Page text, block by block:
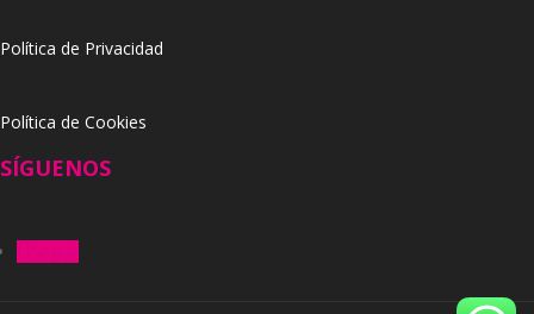
Política de Privacidad
Política de Cookies
SÍGUENOS